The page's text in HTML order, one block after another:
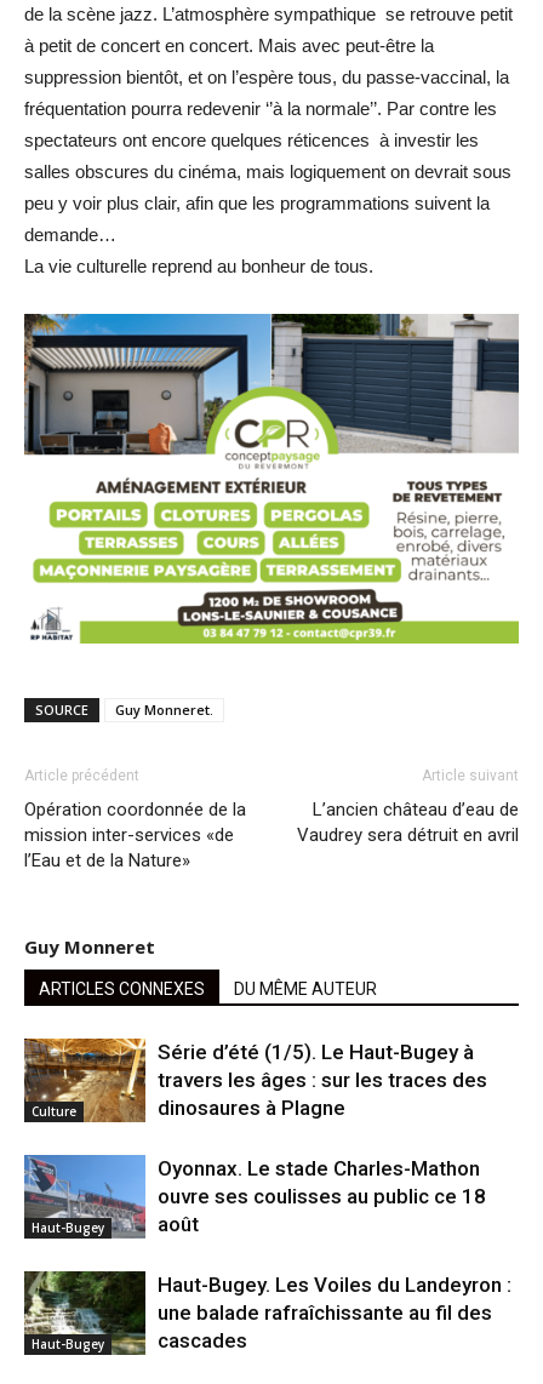
de la scène jazz. L’atmosphère sympathique se retrouve petit
à petit de concert en concert. Mais avec peut-être la
suppression bientôt, et on l’espère tous, du passe-vaccinal, la
fréquentation pourra redevenir ‘’à la normale’’. Par contre les
spectateurs ont encore quelques réticences à investir les
salles obscures du cinéma, mais logiquement on devrait sous
peu y voir plus clair, afin que les programmations suivent la
demande…
La vie culturelle reprend au bonheur de tous.
SOURCE Guy Monneret.
Article précédent
Opération coordonnée de la
mission inter-services «de
l’Eau et de la Nature»
Article suivant
L’ancien château d’eau de
Vaudrey sera détruit en avril
Guy Monneret
ARTICLES CONNEXES DU MÊME AUTEUR
Culture
Série d’été (1/5). Le Haut-Bugey à
travers les âges : sur les traces des
dinosaures à Plagne
Haut-Bugey
Oyonnax. Le stade Charles-Mathon
ouvre ses coulisses au public ce 18
août
Haut-Bugey
Haut-Bugey. Les Voiles du Landeyron :
une balade rafraîchissante au fil des
cascades